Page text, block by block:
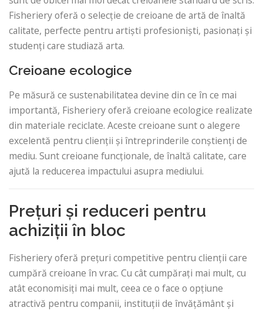
Fisheriery oferă o selecție de creioane de artă de înaltă
calitate, perfecte pentru artiști profesioniști, pasionați și
studenți care studiază arta.
Creioane ecologice
Pe măsură ce sustenabilitatea devine din ce în ce mai
importantă, Fisheriery oferă creioane ecologice realizate
din materiale reciclate. Aceste creioane sunt o alegere
excelentă pentru clienții și întreprinderile conștienți de
mediu. Sunt creioane funcționale, de înaltă calitate, care
ajută la reducerea impactului asupra mediului.
Prețuri și reduceri pentru
achiziții în bloc
Fisheriery oferă prețuri competitive pentru clienții care
cumpără creioane în vrac. Cu cât cumpărați mai mult, cu
atât economisiți mai mult, ceea ce o face o opțiune
atractivă pentru companii, instituții de învățământ și